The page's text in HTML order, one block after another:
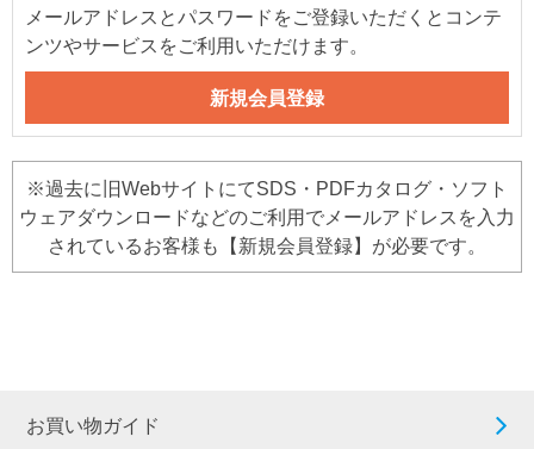
メールアドレスとパスワードをご登録いただくとコンテ
ンツやサービスをご利用いただけます。
※過去に旧WebサイトにてSDS・PDFカタログ・ソフト
ウェアダウンロードなどのご利用でメールアドレスを入力
されているお客様も【新規会員登録】が必要です。
お買い物ガイド